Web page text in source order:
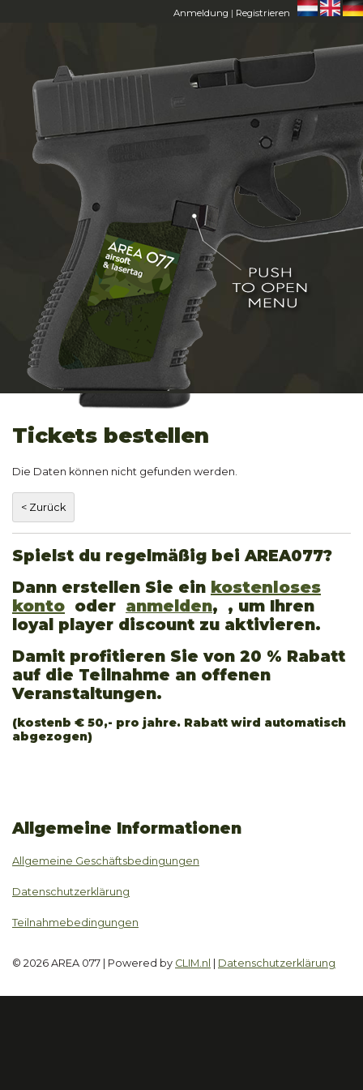
Anmeldung | Registrieren
HOME
AREA 077
MITGLIEDER
CONTACT
Tickets bestellen
Die Daten können nicht gefunden werden.
Spielst du regelmäßig bei AREA077?
Dann erstellen Sie ein kostenloses
konto oder anmelden, , um Ihren
loyal player discount zu aktivieren.
Damit profitieren Sie von 20 % Rabatt
auf die Teilnahme an offenen
Veranstaltungen.
(kostenb € 50,- pro jahre. Rabatt wird automatisch
abgezogen)
Allgemeine Informationen
Allgemeine Geschäftsbedingungen
Datenschutzerklärung
Teilnahmebedingungen
© 2026 AREA 077 | Powered by CLIM.nl Datenschutzerklärung